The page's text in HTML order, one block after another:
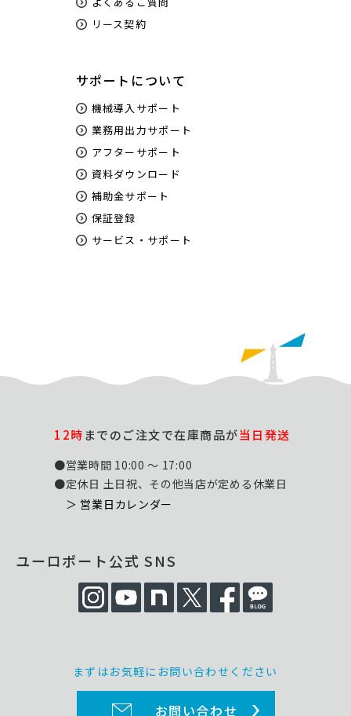
リース契約
サポートについて
機械導入サポート
業務用出力サポート
アフターサポート
資料ダウンロード
補助金サポート
保証登録
サービス・サポート
12時までのご注文で在庫商品が当日発送
●営業時間 10:00 ～ 17:00
●定休日 土日祝、その他当店が定める休業日
＞ 営業日カレンダー
ユーロポート公式 SNS
まずはお気軽にお問い合わせください
お問い合わせ